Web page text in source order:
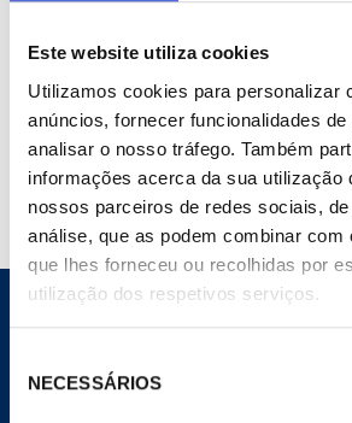
Este website utiliza cookies
Utilizamos cookies para personalizar
anúncios, fornecer funcionalidades
analisar o nosso tráfego. Também
informações acerca da sua utilização
nossos parceiros de redes sociais,
análise, que as podem combinar com
que lhes forneceu ou recolhidas por
utilização dos respetivos serviços.
NECESSÁRIOS
Nota: Lotes de 2
Adicionar ao carrinho